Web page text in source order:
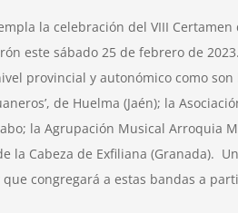
la celebración del VIII Certamen
este sábado 25 de febrero de
provincial y autonómico como
de Huelma (Jaén); la
la Agrupación Musical Arroquia
la Cabeza de Exfiliana (Granada).
congregará a estas bandas a